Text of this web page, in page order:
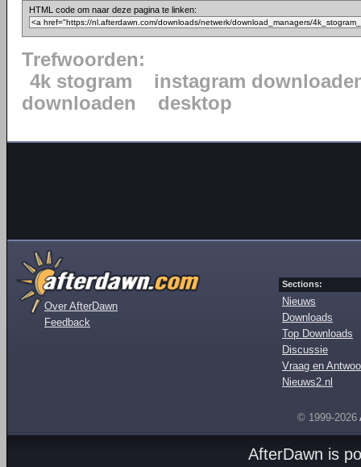
HTML code om naar deze pagina te linken:
Trefwoorden:
4k stogram
instagram
downloaden
desktop
Over AfterDawn
Feedback
Sections:
Nieuws
Downloads
Top Downloads
Discussie
Vraag en
Nieuws2.nl
© 1999-2026
AfterDawn is